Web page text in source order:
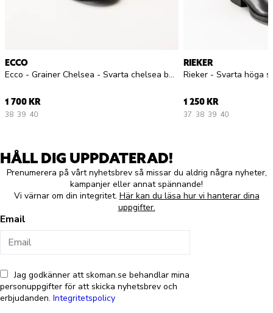
ECCO
Ecco - Grainer Chelsea - Svarta chelsea boots i skinn
1 700 KR
38 39 40
RIEKER
1 250 KR
37 38 39 40
HÅLL DIG UPPDATERAD!
Prenumerera på vårt nyhetsbrev så missar du aldrig några nyheter,
kampanjer eller annat spännande!
Vi värnar om din integritet. Här kan du läsa hur vi hanterar dina
uppgifter.
Email
Jag godkänner att skoman.se behandlar mina
personuppgifter för att skicka nyhetsbrev och
erbjudanden. Integritetspolicy